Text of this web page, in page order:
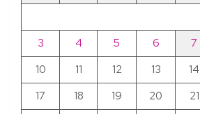
3
4 5 6 7
10
11 12 13 14
17
18 19 20 21